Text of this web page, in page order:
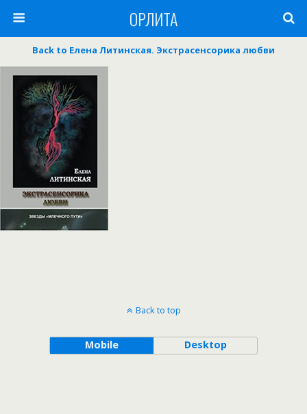
ОРЛИТА
Back to Елена Литинская. Экстрасенсорика любви
Back to top
Mobile Desktop